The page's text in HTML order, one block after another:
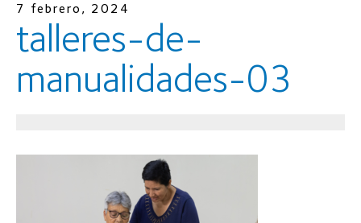
7 febrero, 2024
talleres-de-
manualidades-03